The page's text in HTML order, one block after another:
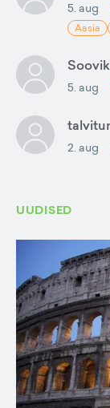
5. aug
Aasia
5. aug
2. aug
UUDISED